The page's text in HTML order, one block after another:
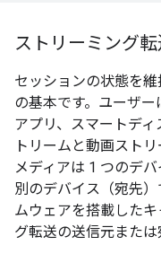
ストリーミング転
セッションの状態を
の基本です。ユーザ
アプリ、スマートデ
トリームと動画スト
メディアは 1 つのデ
別のデバイス（宛先
ムウェアを搭載した
グ転送の送信元または